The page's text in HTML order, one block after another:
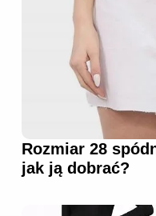
Rozmiar 28
jak ją dobrać?